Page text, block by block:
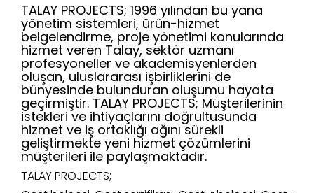
TALAY PROJECTS; 1996 yılından bu yana
yönetim sistemleri, ürün-hizmet
belgelendirme, proje yönetimi konularında
hizmet veren Talay, sektör uzmanı
profesyoneller ve akademisyenlerden
oluşan, uluslararası işbirliklerini de
bünyesinde bulunduran oluşumu hayata
geçirmiştir. TALAY PROJECTS; Müşterilerinin
istekleri ve ihtiyaçlarını doğrultusunda
hizmet ve iş ortaklığı ağını sürekli
geliştirmekte yeni hizmet çözümlerini
müşterileri ile paylaşmaktadır.
TALAY PROJECTS;